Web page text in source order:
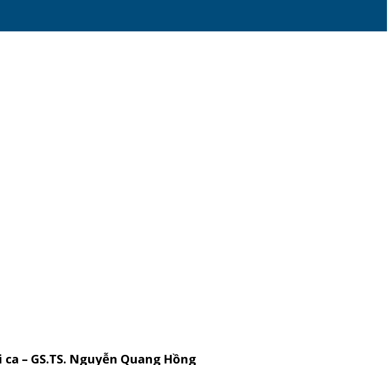
– GS.TS. Nguyễn Quang Hồng